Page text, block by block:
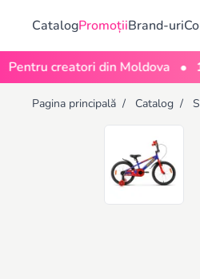
CatalogPromoțiiBrand-uri
creatori din Moldova • 100
Pagina principală / Catalog /